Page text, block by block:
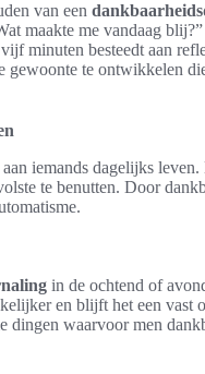
van een
maakte me vandaag
minuten besteedt aan
gewoonte te ontwikkelen
iemands dagelijks leven.
te benutten. Door
in de ochtend of
en blijft het een vast
dingen waarvoor men